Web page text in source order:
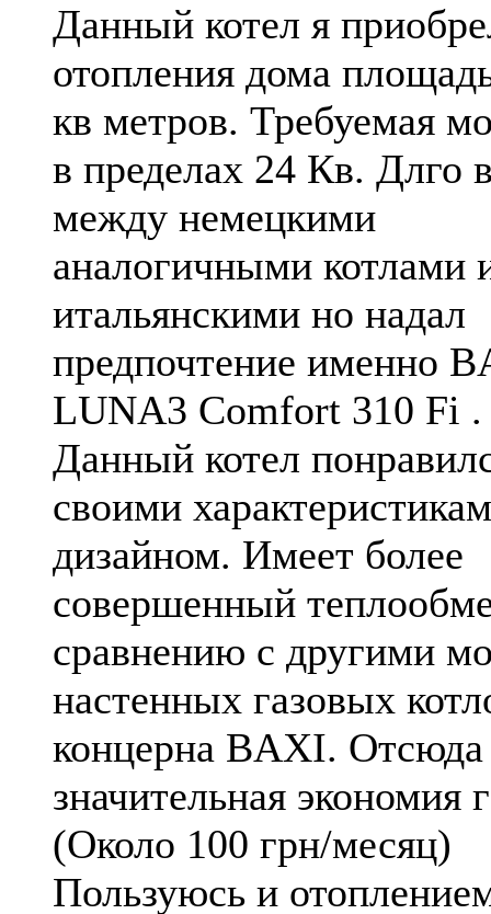
Данный котел я
отопления дома
кв метров. Требуемая
в пределах 24 Кв. Длго
между немецкими
аналогичными котлами
итальянскими но надал
предпочтение именно
LUNA3 Comfort 310 Fi .
Данный котел
своими
дизайном. Имеет более
совершенный
сравнению с другими
настенных газовых
концерна BAXI.
значительная экономия
(Около 100 грн/месяц)
Пользуюсь и